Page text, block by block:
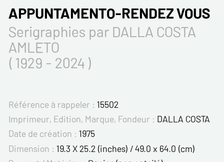
APPUNTAMENTO-RENDEZ VOUS
Serigraphies par DALLA COSTA
AMLETO
( 1929 - 2024 )
Référence à rappeler : 15502
Imprimeur, Edition, Marque, Fondeur : DALLA COSTA
Date de création : 1975
Dimension : 19.3 X 25.2 (inches) / 49.0 x 64.0 (cm)